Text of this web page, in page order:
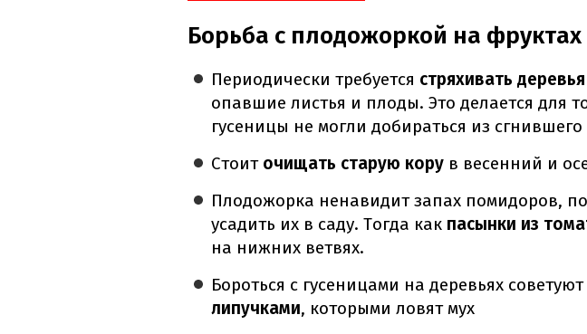
Борьба с плодожоркой на фруктах
Периодически требуется стряхивать деревья
опавшие листья и плоды. Это делается для
гусеницы не могли добираться из
Стоиточищать старую кору в весенний и
Плодожорка ненавидит запах помидоров,
усадить их в саду. Тогда как пасынки из
на нижних ветвях.
Бороться с гусеницами на деревьях советуют
липучками, которыми ловят мух